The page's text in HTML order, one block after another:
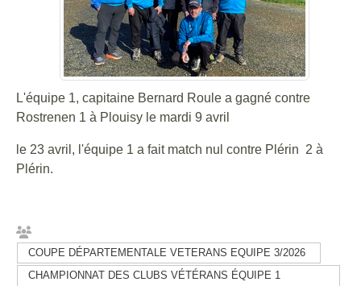
L'équipe 1, capitaine Bernard Roule a gagné contre
Rostrenen 1 à Plouisy le mardi 9 avril
le 23 avril, l'équipe 1 a fait match nul contre Plérin 2 à
Plérin.
COUPE DÉPARTEMENTALE VETERANS EQUIPE 3/2026
CHAMPIONNAT DES CLUBS VÉTÉRANS ÉQUIPE 1